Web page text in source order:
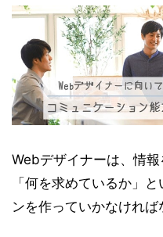
Webデザイナーは、情
「何を求めているか」
ンを作っていかなければ